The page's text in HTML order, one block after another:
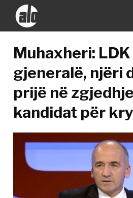
​Muhaxheri:
gjeneralë, njëri
prijë në
kandidat për